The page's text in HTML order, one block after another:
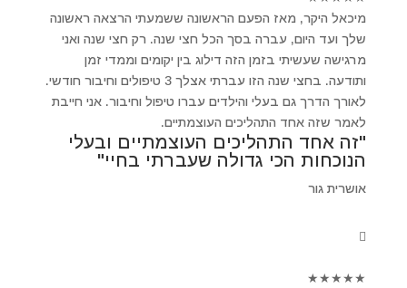
מיכאל היקר, מאז הפעם הראשונה ששמעתי הרצאה ראשונה
שלך ועד היום, עברה בסך הכל חצי שנה. רק חצי שנה ואני
מרגישה שעשיתי בזמן הזה דילוג בין יקומים וממדי זמן
ותודעה. בחצי שנה הזו עברתי אצלך 3 טיפולים וחיבור חודשי.
לאורך הדרך גם בעלי והילדים עברו טיפול וחיבור. אני חייבת
לאמר שזה אחד התהליכים העוצמתיים.
"זה אחד התהליכים העוצמתיים ובעלי
הנוכחות הכי גדולה שעברתי בחיי"
אושרית גור
★
★
★
★
★